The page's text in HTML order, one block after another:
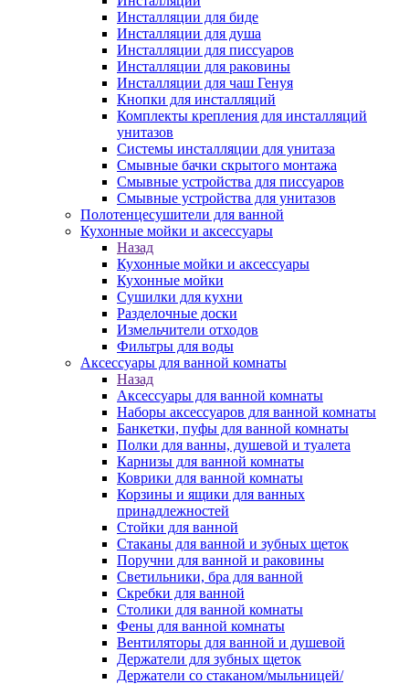
Инсталляции для биде
Инсталляции для душа
Инсталляции для писсуаров
Инсталляции для раковины
Инсталляции для чаш Генуя
Кнопки для инсталляций
Комплекты крепления для инсталляций
унитазов
Системы инсталляции для унитаза
Смывные бачки скрытого монтажа
Смывные устройства для писсуаров
Смывные устройства для унитазов
Полотенцесушители для ванной
Кухонные мойки и аксессуары
Назад
Кухонные мойки и аксессуары
Кухонные мойки
Сушилки для кухни
Разделочные доски
Измельчители отходов
Фильтры для воды
Аксессуары для ванной комнаты
Назад
Аксессуары для ванной комнаты
Наборы аксессуаров для ванной комнаты
Банкетки, пуфы для ванной комнаты
Полки для ванны, душевой и туалета
Карнизы для ванной комнаты
Коврики для ванной комнаты
Корзины и ящики для ванных
принадлежностей
Стойки для ванной
Стаканы для ванной и зубных щеток
Поручни для ванной и раковины
Светильники, бра для ванной
Скребки для ванной
Столики для ванной комнаты
Фены для ванной комнаты
Вентиляторы для ванной и душевой
Держатели для зубных щеток
Держатели со стаканом/мыльницей/